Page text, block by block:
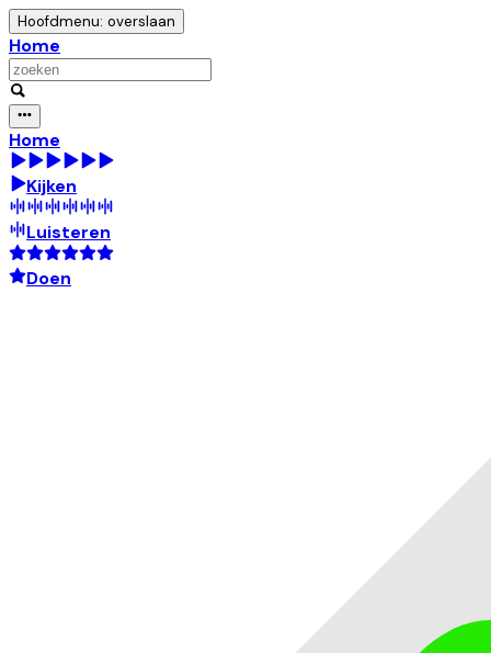
Hoofdmenu: overslaan
Home
Home
Kijken
Luisteren
Doen